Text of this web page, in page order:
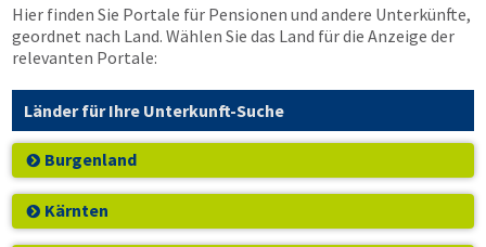
Hier finden Sie Portale für Pensionen und andere Unterkünfte,
geordnet nach Land. Wählen Sie das Land für die Anzeige der
relevanten Portale:
Länder für Ihre Unterkunft-Suche
Burgenland
Kärnten